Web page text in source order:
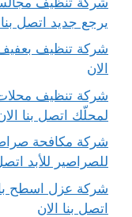
يرجع جديد اتصل بنا
الان
لمحلّك اتصل بنا
للصراصير للأبد
اتصل بنا الان